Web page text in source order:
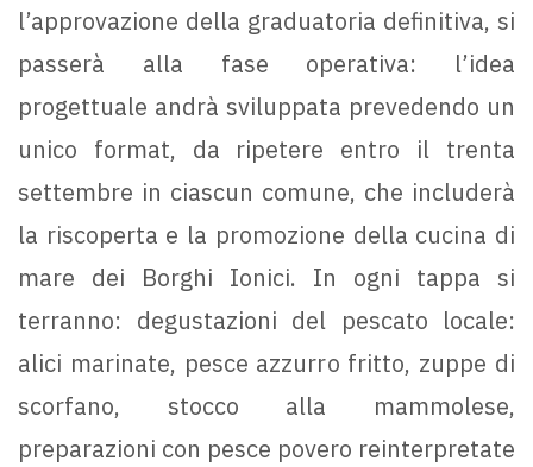
l’approvazione della graduatoria definitiva, si
passerà alla fase operativa: l’idea
progettuale andrà sviluppata prevedendo un
unico format, da ripetere entro il trenta
settembre in ciascun comune, che includerà
la riscoperta e la promozione della cucina di
mare dei Borghi Ionici. In ogni tappa si
terranno: degustazioni del pescato locale:
alici marinate, pesce azzurro fritto, zuppe di
scorfano, stocco alla mammolese,
preparazioni con pesce povero reinterpretate